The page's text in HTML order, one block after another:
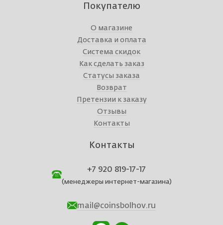
Покупателю
О магазине
Доставка и оплата
Система скидок
Как сделать заказ
Статусы заказа
Возврат
Претензии к заказу
Отзывы
Контакты
Контакты
+7 920 819-17-17
(менеджеры интернет-магазина)
mail@coinsbolhov.ru